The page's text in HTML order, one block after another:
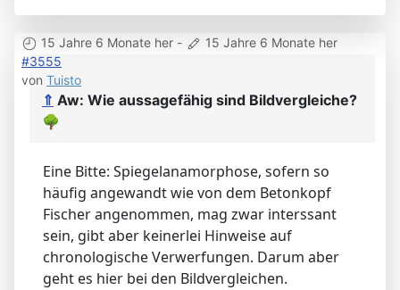
15 Jahre 6 Monate her -
15 Jahre 6 Monate her
#3555
von Tuisto
⇑ Aw: Wie aussagefähig sind Bildvergleiche?
🌳
Eine Bitte: Spiegelanamorphose, sofern so
häufig angewandt wie von dem Betonkopf
Fischer angenommen, mag zwar interssant
sein, gibt aber keinerlei Hinweise auf
chronologische Verwerfungen. Darum aber
geht es hier bei den Bildvergleichen.